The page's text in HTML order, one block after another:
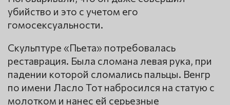
убийство и это с учетом его
гомосексуальности.
Скульптуре «Пьета» потребовалась
реставрация. Была сломана левая рука, при
падении которой сломались пальцы. Венгр
по имени Ласло Тот набросился на статую с
молотком и нанес ей серьезные